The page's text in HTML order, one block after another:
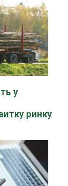
у
ринку